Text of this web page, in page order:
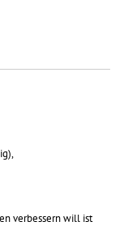
verbessern will ist